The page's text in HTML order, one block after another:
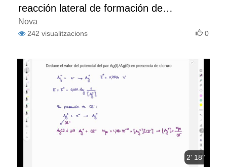
reacción lateral de formación de
complejos
Nova
242 visualitzacions 0
2' 18''